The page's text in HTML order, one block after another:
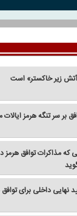
بر سر تنگه هرمز
مذاکرات توافق هرمز
نهایی داخلی برای